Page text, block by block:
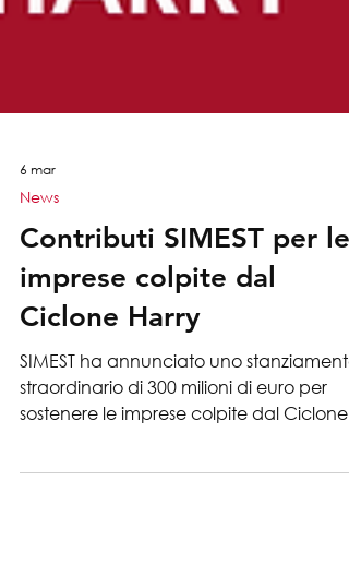
News
Contributi SIMEST per le
imprese colpite dal
Ciclone Harry
SIMEST ha annunciato uno stanziamento
straordinario di 300 milioni di euro per